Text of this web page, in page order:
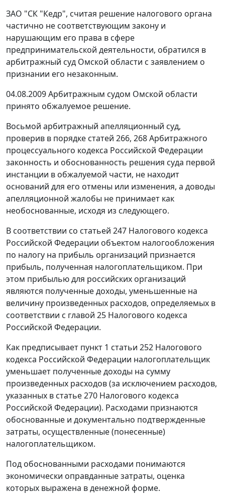
ЗАО "СК "Кедр", считая решение налогового органа
частично не соответствующим закону и
нарушающим его права в сфере
предпринимательской деятельности, обратился в
арбитражный суд Омской области с заявлением о
признании его незаконным.
04.08.2009 Арбитражным судом Омской области
принято обжалуемое решение.
Восьмой арбитражный апелляционный суд,
проверив в порядке статей 266, 268Арбитражного
процессуального кодекса Российской Федерации
законность и обоснованность решения суда первой
инстанции в обжалуемой части, не находит
оснований для его отмены или изменения, а доводы
апелляционной жалобы не принимает как
необоснованные, исходя из следующего.
В соответствии со статьей 247 Налогового кодекса
Российской Федерации объектом налогообложения
по налогу на прибыль организаций признается
прибыль, полученная налогоплательщиком. При
этом прибылью для российских организаций
являются полученные доходы, уменьшенные на
величину произведенных расходов, определяемых в
соответствии с главой 25 Налогового кодекса
Российской Федерации.
Как предписывает пункт 1 статьи 252 Налогового
кодекса Российской Федерации налогоплательщик
уменьшает полученные доходы на сумму
произведенных расходов (за исключением расходов,
указанных в статье 270 Налогового кодекса
Российской Федерации). Расходами признаются
обоснованные и документально подтвержденные
затраты, осуществленные (понесенные)
налогоплательщиком.
Под обоснованными расходами понимаются
экономически оправданные затраты, оценка
которых выражена в денежной форме.